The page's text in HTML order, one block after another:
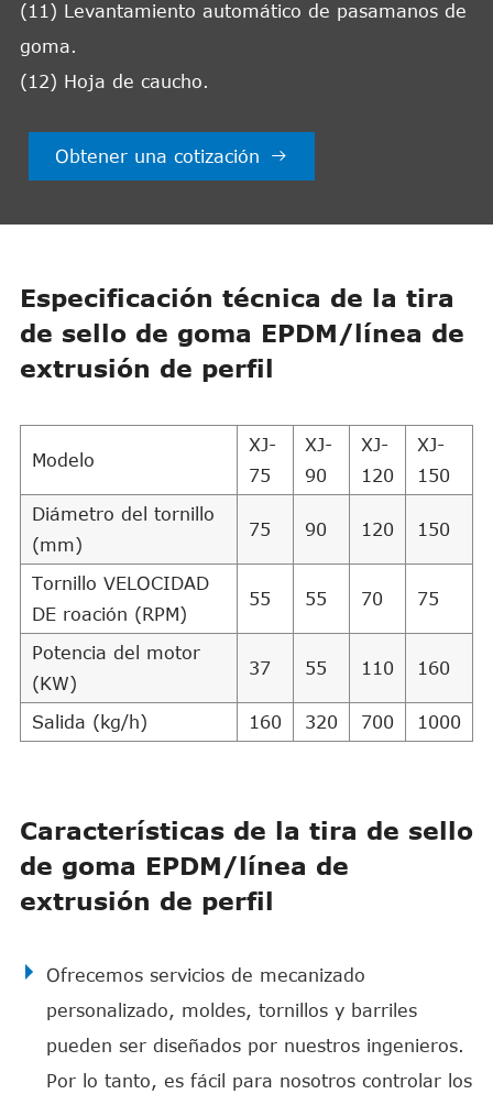
(11) Levantamiento automático de pasamanos de
goma.
(12) Hoja de caucho.
Obtener una cotización 
Especificación técnica de la tira
de sello de goma EPDM/línea de
extrusión de perfil
Modelo
XJ-
75
XJ-
90
XJ-
120
XJ-
150
Diámetro del tornillo
(mm)
75 90 120 150
Tornillo VELOCIDAD
DE roación (RPM)
55 55 70 75
Potencia del motor
(KW)
37 55 110 160
Salida (kg/h) 160 320 700 1000
Características de la tira de sello
de goma EPDM/línea de
extrusión de perfil
Ofrecemos servicios de mecanizado
personalizado, moldes, tornillos y barriles
pueden ser diseñados por nuestros ingenieros.
Por lo tanto, es fácil para nosotros controlar los